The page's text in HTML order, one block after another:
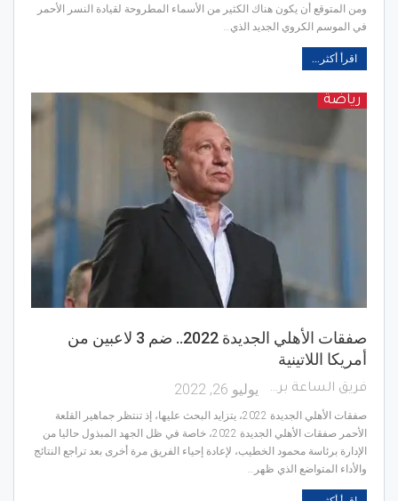
ومن المتوقع أن يكون هناك الكثير من الأسماء المطروحة لقيادة النسر الأحمر
في الموسم الكروي الجديد الذي…
اقرأ أكثر...
رياضة
صفقات الأهلي الجديدة 2022.. ضم 3 لاعبين من
أمريكا اللاتينية
فريق الساعة برس يوليو 26, 2022
صفقات الأهلي الجديدة 2022، يتزايد البحث عليها، إذ تنتظر جماهير القلعة
الأحمر صفقات الأهلي الجديدة 2022، خاصة في ظل الجهد المبذول حاليا من
الإدارة برئاسة محمود الخطيب، لإعادة إحياء الفريق مرة أخرى بعد تراجع النتائج
والأداء المتواضع الذي ظهر…